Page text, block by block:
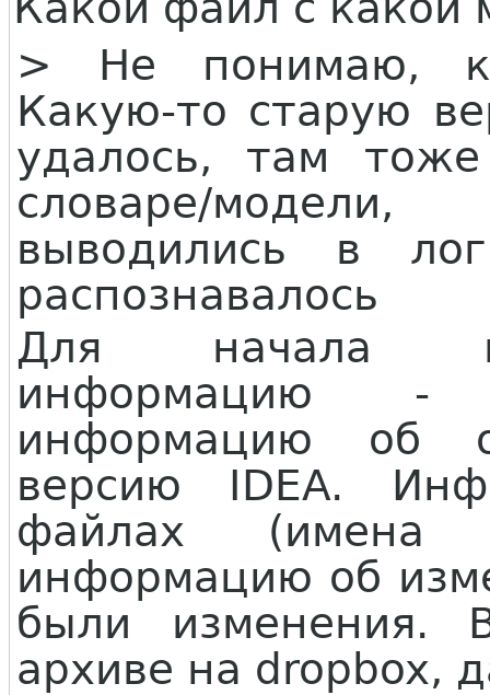
> Не понимаю,
Какую-то старую
удалось, там
словаре/
выводились в
распознавалось
Для начала
информацию -
информацию об
версию IDEA.
файлах
информацию об
были изменения.
архиве на dropbox,